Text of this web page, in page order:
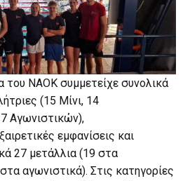
του ΝΑΟΚ συμμετείχε συνολικά
(15 Μίνι, 14
Αγωνιστικών),
εμφανίσεις και
27 μετάλλια (19 στα
αγωνιστικά). Στις κατηγορίες